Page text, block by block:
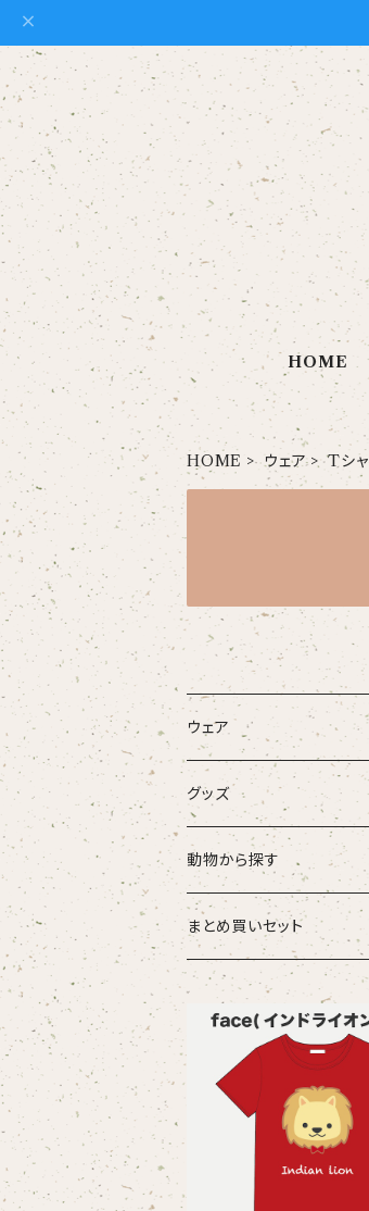
HOME
HOME ウェア Tシャ
ウェア
大人
こども
ベビー
スタイ
カバーオール
ギフトセット
Tシャツ（半袖）
【signature】
オーバーサイズTシャツ（
【custom_point】
マグナムウェイトビッグシ
ベースボールシャツ
グッズ
タオル・ハンカチ
ポーチ
トートバッグ
おけいこバッグ
ランチトート
ブランケット
ペットアイテム
動物から探す
ズーラシアンブラス
オカピ
インドライオン
ドゥクラングール
弦うさぎ
サキソフォックス
ラトゥール
クラリキャット
ことふえパピヨン
まとめ買いセット